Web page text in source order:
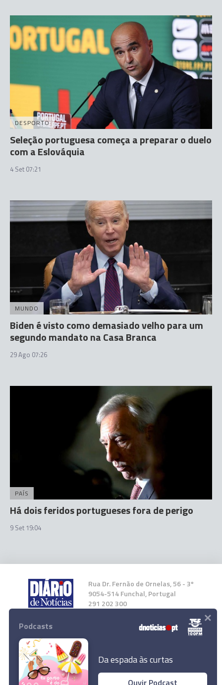
DESPORTO
Seleção portuguesa começa a preparar o duelo
com a Eslováquia
4 Set 07:21
MUNDO
Biden é visto como demasiado velho para um
segundo mandato na Casa Branca
29 Ago 07:26
PAÍS
Há dois feridos portugueses fora de perigo
9 Set 19:04
Rua Dr. Fernão de Ornelas, 56 - 3º
9054-514 Funchal, Portugal
291 202 300
Instale a nossa App
Podcasts
Da espada às curtas
Ouvir Podcast
×